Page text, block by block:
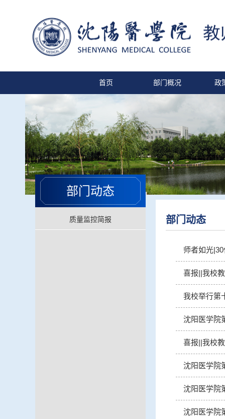
首页 部门概况 政
部门动态
质量监控简报 部门动态
师者如光
喜报||我校
我校举行第
沈阳医学院
喜报||我校
沈阳医学院
沈阳医学院
沈阳医学院